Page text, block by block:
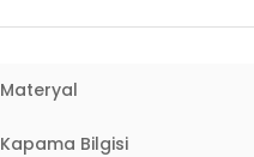
Materyal
Kapama Bilgisi